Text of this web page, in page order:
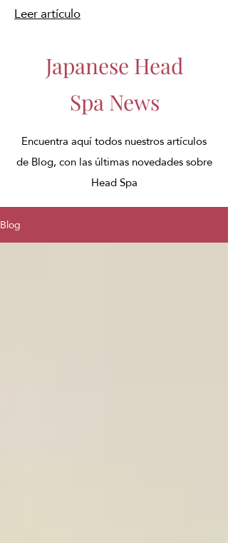
Leer artículo
Japanese Head
Spa News
Encuentra aquí todos nuestros artículos
de Blog, con las últimas novedades sobre
Head Spa
Blog